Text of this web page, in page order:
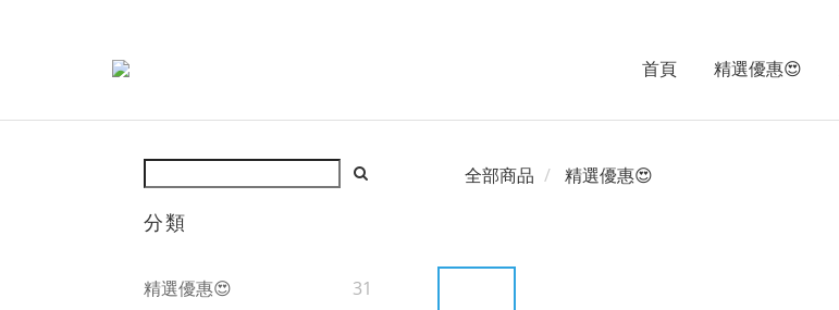
首頁 精選優惠😍
分類
精選優惠😍
31
全部商品 精選優惠😍